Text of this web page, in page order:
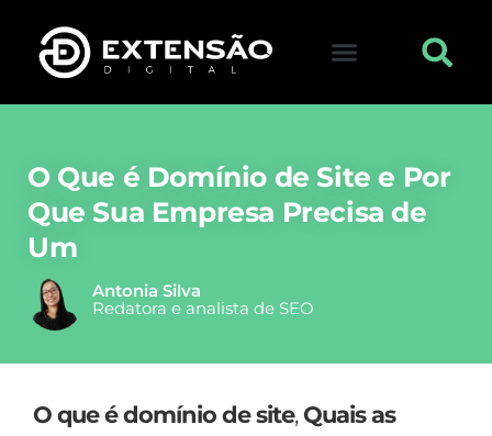
O Que é Domínio de Site e Por
Que Sua Empresa Precisa de
Um
Antonia Silva
Redatora e analista de SEO
O que é domínio de site,Quais as